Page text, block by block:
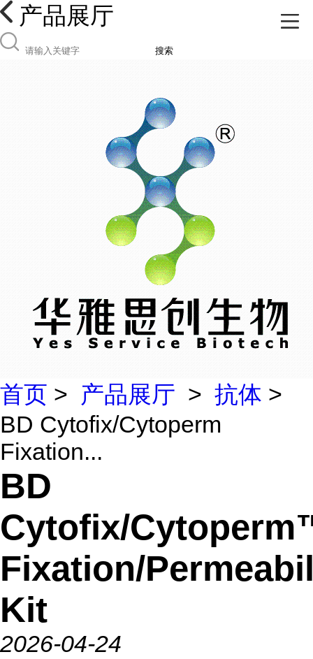
产品展厅
搜索
首页 > 产品展厅 > 抗体 >
BD Cytofix/Cytoperm
Fixation...
BD
Cytofix/
Fixation/
Kit
2026-04-24